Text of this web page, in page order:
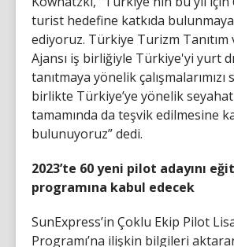
turist hedefine katkıda
ediyoruz. Türkiye Turizm Tanıtım
Ajansı iş birliğiyle Türkiye'yi yurt
tanıtmaya yönelik
birlikte Türkiye’ye yönelik
tamamında da teşvik edilmesine
bulunuyoruz” dedi.
2023’te 60 yeni pilot adayını
programına kabul edecek
SunExpress’in Çoklu Ekip Pilot
Programı’na ilişkin bilgileri